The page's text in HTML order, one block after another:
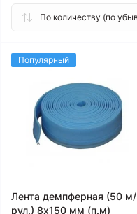
Популярный
Лента демпферная (50 м/
рул.) 8x150 мм (п.м)